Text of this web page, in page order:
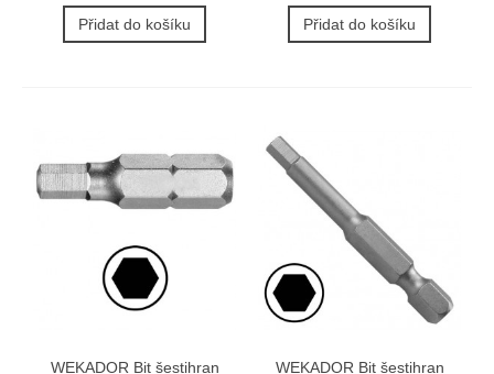
Přidat do košíku Přidat do košíku
WEKADOR Bit šestihran WEKADOR Bit šestihran